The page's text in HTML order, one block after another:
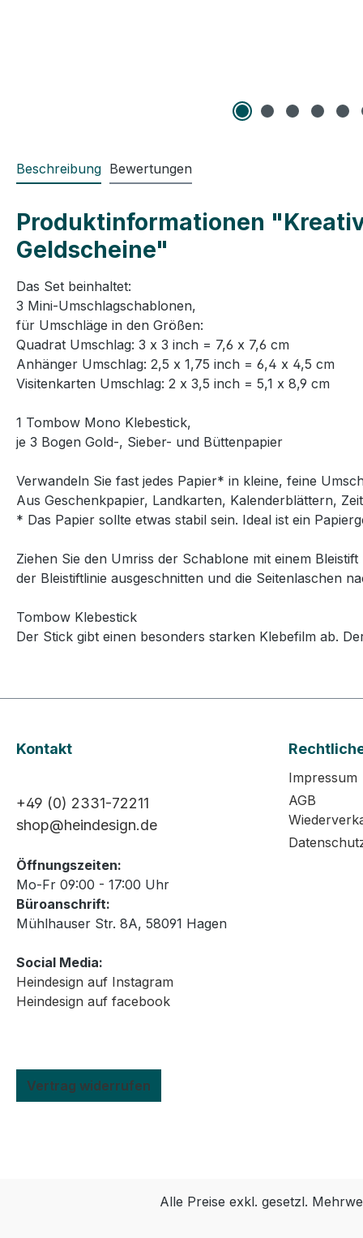
Beschreibung Bewertungen
Produktinformationen
Geldscheine"
Das Set beinhaltet:
3 Mini-Umschlagschablonen,
für Umschläge in den Größen:
Quadrat Umschlag: 3 x 3 inch = 7,6 x 7,6 cm
Anhänger Umschlag: 2,5 x 1,75 inch = 6,4 x 4,5 cm
Visitenkarten Umschlag: 2 x 3,5 inch = 5,1 x 8,9 cm
1 Tombow Mono Klebestick,
je 3 Bogen Gold-, Sieber- und Büttenpapier
Verwandeln Sie fast jedes Papier* in kleine, feine
Aus Geschenkpapier, Landkarten, Kalenderblättern,
* Das Papier sollte etwas stabil sein. Ideal ist ein
Ziehen Sie den Umriss der Schablone mit einem
der Bleistiftlinie ausgeschnitten und die Seitenlaschen
Tombow Klebestick
Der Stick gibt einen besonders starken Klebefilm ab.
Kontakt
+49 (0) 2331-72211
shop@heindesign.de
Öffnungszeiten:
Mo-Fr 09:00 - 17:00 Uhr
Büroanschrift:
Mühlhauser Str. 8A, 58091 Hagen
Social Media:
Heindesign auf Instagram
Heindesign auf facebook
Vertrag widerrufen
Impressum
AGB
Alle Preise exkl. gesetzl.